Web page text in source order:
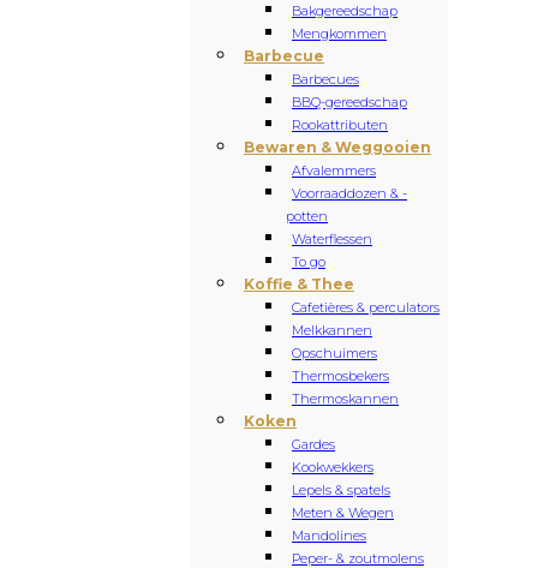
Bakgereedschap
Mengkommen
Barbecue
Barbecues
BBQ-gereedschap
Rookattributen
Bewaren & Weggooien
Afvalemmers
Voorraaddozen & -
potten
Waterflessen
To go
Koffie & Thee
Cafetières & perculators
Melkkannen
Opschuimers
Thermosbekers
Thermoskannen
Koken
Gardes
Kookwekkers
Lepels & spatels
Meten & Wegen
Mandolines
Peper- & zoutmolens